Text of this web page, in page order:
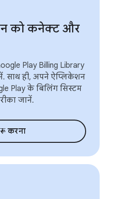
को कनेक्ट और
Play Billing Library
साथ ही, अपने ऐप्लिकेशन
Play के बिलिंग सिस्टम
जानें.
करना